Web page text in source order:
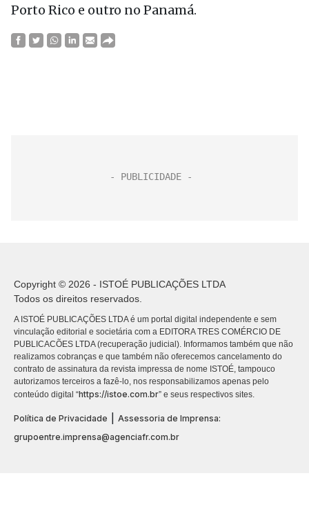
Porto Rico e outro no Panamá.
Copyright © 2026 - ISTOÉ PUBLICAÇÕES LTDA
Todos os direitos reservados.
A ISTOÉ PUBLICAÇÕES LTDA é um portal digital independente e sem
vinculação editorial e societária com a EDITORA TRES COMÉRCIO DE
PUBLICACÕES LTDA (recuperação judicial). Informamos também que não
realizamos cobranças e que também não oferecemos cancelamento do
contrato de assinatura da revista impressa de nome ISTOÉ, tampouco
autorizamos terceiros a fazê-lo, nos responsabilizamos apenas pelo
conteúdo digital “https://istoe.com.br” e seus respectivos sites.
Política de Privacidade
Assessoria de Imprensa:
grupoentre.imprensa@agenciafr.com.br